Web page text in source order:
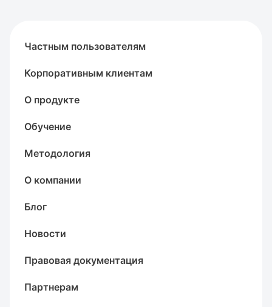
Частным пользователям
Корпоративным клиентам
О продукте
Обучение
Методология
О компании
Блог
Новости
Правовая документация
Партнерам